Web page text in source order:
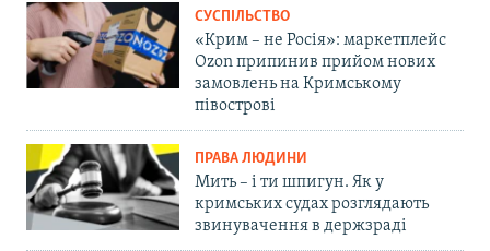
СУСПІЛЬСТВО
«Крим – не Росія»: маркетплейс
Ozon припинив прийом нових
замовлень на Кримському
півострові
ПРАВА ЛЮДИНИ
Мить – і ти шпигун. Як у
кримських судах розглядають
звинувачення в держзраді